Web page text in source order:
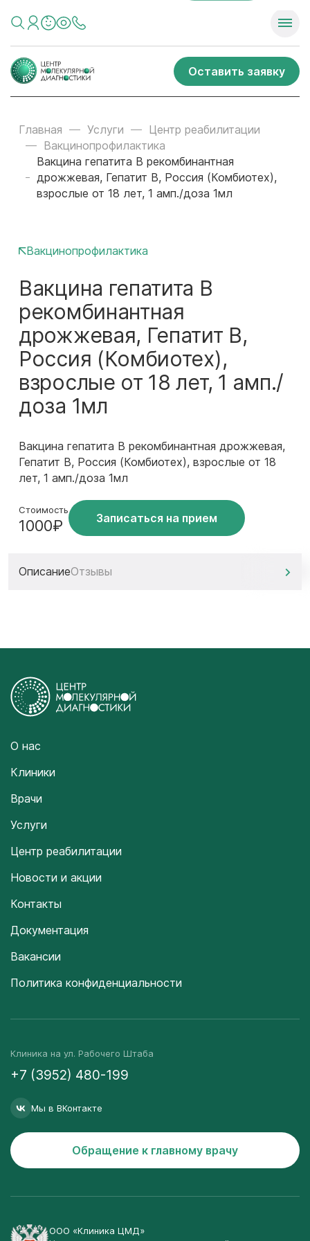
Оставить заявку
Главная Услуги
Центр реабилитации
Вакцинопрофилактика
Вакцина гепатита B рекомбинантная
дрожжевая, Гепатит B, Россия (Комбиотех),
взрослые от 18 лет, 1 амп./доза 1мл
Вакцинопрофилактика
Вакцина гепатита B
рекомбинантная
дрожжевая, Гепатит B,
Россия (Комбиотех),
взрослые от 18 лет, 1 амп./
доза 1мл
Вакцина гепатита B рекомбинантная дрожжевая,
Гепатит B, Россия (Комбиотех), взрослые от 18
лет, 1 амп./доза 1мл
Стоимость
1000₽ Записаться на прием
ОписаниеОтзывы
О нас
Клиники
Врачи
Услуги
Центр реабилитации
Новости и акции
Контакты
Документация
Вакансии
Политика конфиденциальности
Клиника на ул. Рабочего Штаба
+7 (3952) 480-199
Мы в ВКонтакте
Обращение к главному врачу
ООО «Клиника ЦМД»